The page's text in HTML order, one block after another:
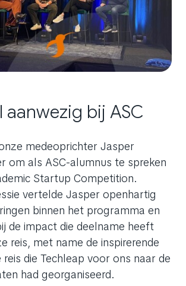
aanwezig bij ASC
medeoprichter Jasper
om als ASC-alumnus te spreken
Startup Competition.
vertelde Jasper openhartig
binnen het programma en
de impact die deelname heeft
reis, met name de inspirerende
die Techleap voor ons naar de
had georganiseerd.